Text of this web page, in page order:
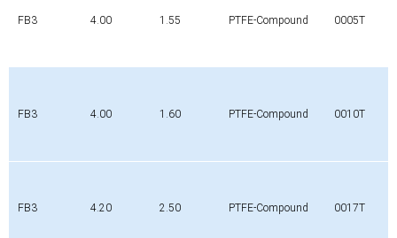
FB3 4.00 1.55 PTFE-Compound 0005T
FB3 4.00 1.60 PTFE-Compound 0010T
FB3 4.20 2.50 PTFE-Compound 0017T